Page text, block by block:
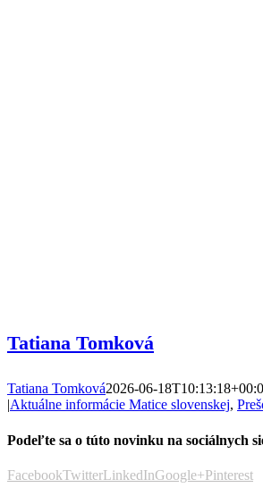
Tatiana Tomková
Tatiana Tomková2026-06-
|Aktuálne informácie Matice slovenskej,
Podeľte sa o túto novinku na sociálnych
FacebookTwitterLinkedInGoogle+Pinterest